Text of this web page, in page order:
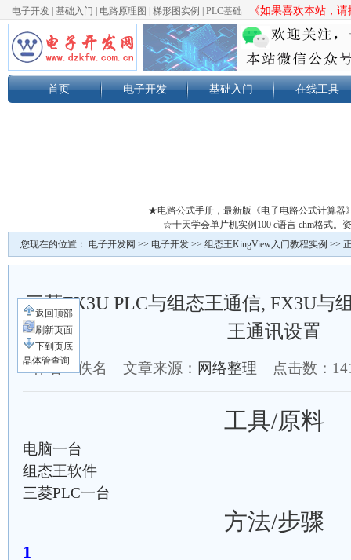
电子开发 基础入门 电路原理图 梯形图实例 PLC基础 《如果喜欢本站，
首页 电子开发 基础入门 在线工具
★电路公式手册，最新版《电子电路公式计算器
☆十天学会单片机实例100 c语言 chm格式。
您现在的位置： 电子开发网 >> 电子开发 >> 组态王KingView入门教程实例 >>
三菱FX3U PLC与组态王通信, FX3U与
王通讯设置
作者：佚名 文章来源： 网络整理 点击数：
工具/原料
电脑一台
组态王软件
三菱PLC一台
方法/步骤
返回顶部
刷新页面
下到页底
晶体管查询